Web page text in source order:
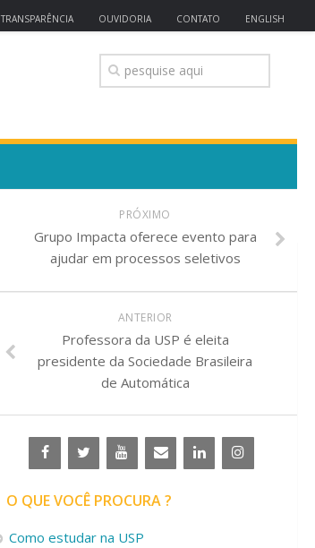
TRANSPARÊNCIA OUVIDORIA CONTATO ENGLISH
PRÓXIMO
Grupo Impacta oferece evento para
ajudar em processos seletivos
ANTERIOR
Professora da USP é eleita
presidente da Sociedade Brasileira
de Automática
O QUE VOCÊ PROCURA ?
Como estudar na USP